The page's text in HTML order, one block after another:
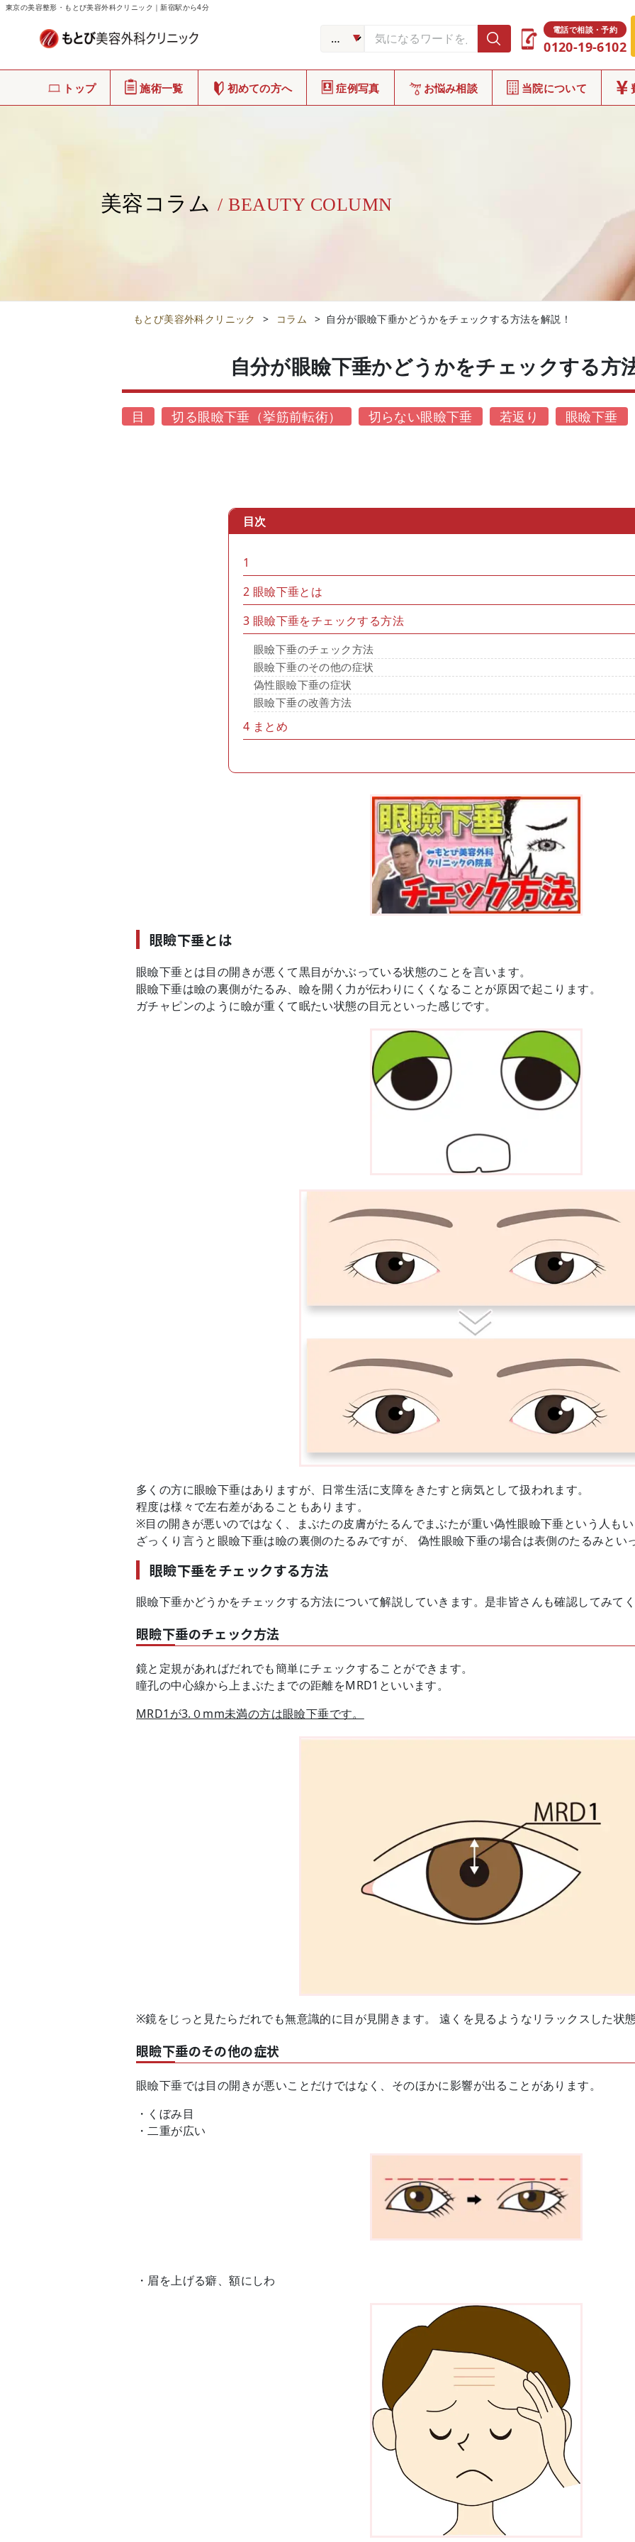
東京の美容整形・もとび美容外科クリニック｜新宿駅から4分
電話で相談・予約
0120-19-6102
トップ 施術一覧 初めての方へ 症例写真 お悩み相談 当院について
美容コラム / BEAUTY COLUMN
もとび美容外科クリニック > コラム > 自分が眼瞼下垂かどうかをチェックする方法を解説！
自分が眼瞼下垂かどうかをチェックする方
目 切る眼瞼下垂（挙筋前転術） 切らない眼瞼下垂 若返り 眼瞼下垂
目次
1
2 眼瞼下垂とは
3 眼瞼下垂をチェックする方法
眼瞼下垂のチェック方法
眼瞼下垂のその他の症状
偽性眼瞼下垂の症状
眼瞼下垂の改善方法
4 まとめ
眼瞼下垂とは
眼瞼下垂とは目の開きが悪くて黒目がかぶっている状態のことを言います。
眼瞼下垂は瞼の裏側がたるみ、瞼を開く力が伝わりにくくなることが原因で起こります。
ガチャピンのように瞼が重くて眠たい状態の目元といった感じです。
多くの方に眼瞼下垂はありますが、日常生活に支障をきたすと病気として扱われます。
程度は様々で左右差があることもあります。
※目の開きが悪いのではなく、まぶたの皮膚がたるんでまぶたが重い偽性眼瞼下垂という人もい
ざっくり言うと眼瞼下垂は瞼の裏側のたるみですが、 偽性眼瞼下垂の場合は表側のたるみとい
眼瞼下垂をチェックする方法
眼瞼下垂かどうかをチェックする方法について解説していきます。是非皆さんも確認してみてく
眼瞼下垂のチェック方法
鏡と定規があればだれでも簡単にチェックすることができます。
瞳孔の中心線から上まぶたまでの距離をMRD1といいます。
MRD1が3.０mm未満の方は眼瞼下垂です。
※鏡をじっと見たらだれでも無意識的に目が見開きます。 遠くを見るようなリラックスした状
眼瞼下垂のその他の症状
眼瞼下垂では目の開きが悪いことだけではなく、そのほかに影響が出ることがあります。
・くぼみ目
・二重が広い
・眉を上げる癖、額にしわ